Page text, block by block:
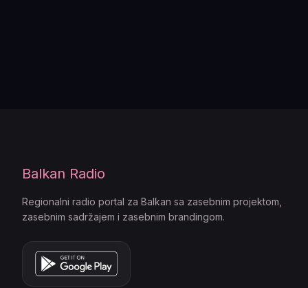
Balkan Radio
Regionalni radio portal za Balkan sa zasebnim projektom,
zasebnim sadržajem i zasebnim brandingom.